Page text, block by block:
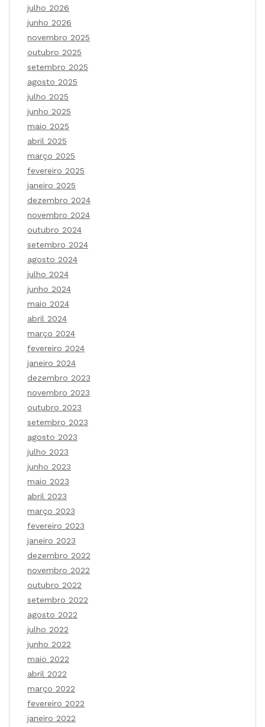
julho 2026
junho 2026
novembro 2025
outubro 2025
setembro 2025
agosto 2025
julho 2025
junho 2025
maio 2025
abril 2025
março 2025
fevereiro 2025
janeiro 2025
dezembro 2024
novembro 2024
outubro 2024
setembro 2024
agosto 2024
julho 2024
junho 2024
maio 2024
abril 2024
março 2024
fevereiro 2024
janeiro 2024
dezembro 2023
novembro 2023
outubro 2023
setembro 2023
agosto 2023
julho 2023
junho 2023
maio 2023
abril 2023
março 2023
fevereiro 2023
janeiro 2023
dezembro 2022
novembro 2022
outubro 2022
setembro 2022
agosto 2022
julho 2022
junho 2022
maio 2022
abril 2022
março 2022
fevereiro 2022
janeiro 2022